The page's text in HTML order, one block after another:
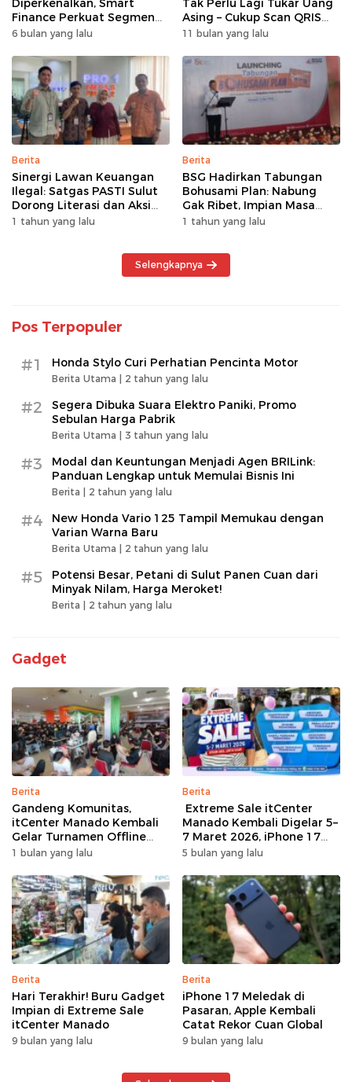
Diperkenalkan, Smart
Finance Perkuat Segmen
Pembiayaan Multiguna
6 bulan yang lalu
Tak Perlu Lagi Tukar Uang
Asing – Cukup Scan QRIS
Pakai BRImo
11 bulan yang lalu
Berita
Sinergi Lawan Keuangan
Ilegal: Satgas PASTI Sulut
Dorong Literasi dan Aksi
Kolektif Masyarakat
1 tahun yang lalu
Berita
BSG Hadirkan Tabungan
Bohusami Plan: Nabung
Gak Ribet, Impian Masa
Depan Makin Dekat!
1 tahun yang lalu
Selengkapnya
Pos Terpopuler
#1 Honda Stylo Curi Perhatian Pencinta Motor
Berita Utama | 2 tahun yang lalu
#2
Segera Dibuka Suara Elektro Paniki, Promo
Sebulan Harga Pabrik
Berita Utama | 3 tahun yang lalu
#3
Modal dan Keuntungan Menjadi Agen BRILink:
Panduan Lengkap untuk Memulai Bisnis Ini
Berita | 2 tahun yang lalu
#4
New Honda Vario 125 Tampil Memukau dengan
Varian Warna Baru
Berita Utama | 2 tahun yang lalu
#5
Potensi Besar, Petani di Sulut Panen Cuan dari
Minyak Nilam, Harga Meroket!
Berita | 2 tahun yang lalu
Gadget
Berita
Gandeng Komunitas,
itCenter Manado Kembali
Gelar Turnamen Offline
Free Fire, 60 Tim Siap
1 bulan yang lalu
Berita
Extreme Sale itCenter
Manado Kembali Digelar 5–
7 Maret 2026, iPhone 17
Pro Max Diskon hingga
5 bulan yang lalu
Berita
Hari Terakhir! Buru Gadget
Impian di Extreme Sale
itCenter Manado
9 bulan yang lalu
Berita
iPhone 17 Meledak di
Pasaran, Apple Kembali
Catat Rekor Cuan Global
9 bulan yang lalu